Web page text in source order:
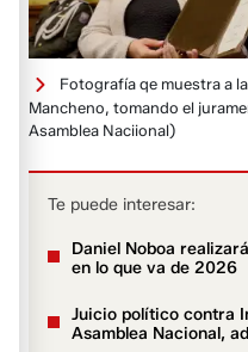
Fotografía qe muestra a
Mancheno, tomando el
Asamblea Naciional)
Te puede interesar:
Daniel Noboa
en lo que va de 2026
Juicio político contra
Asamblea Nacional,